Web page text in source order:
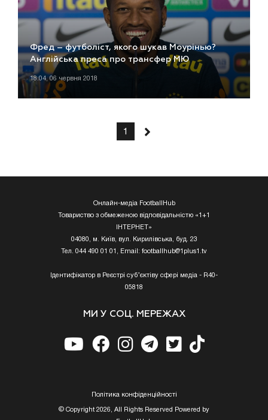
Фред – футболіст, якого шукав Моурінью?
Англійська преса про трансфер МЮ
18:04, 06 червня 2018
1
Онлайн-медіа FootballHub
Товариство з обмеженою відповідальністю «1+1
ІНТЕРНЕТ»
04080, м. Київ, вул. Кирилівська, буд. 23
Тел. 044 490 01 01, Email: footballhub@1plus1.tv
Ідентифікатор в Реєстрі суб’єктіву сфері медіа - R40-
05818
МИ У СОЦ. МЕРЕЖАХ
Полiтика конфiденцiйностi
© Copyright 2026, All Rights Reserved Powered by